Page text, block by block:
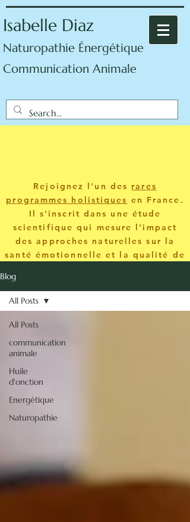
Isabelle Diaz
Naturopathie Énergétique
Communication Animale
Rejoignez l'un des rares
programmes holistiques en France.
Il s'inscrit dans une étude
scientifique qui mesure l'impact
des approches naturelles sur la
santé émotionnelle et la qualité de
Isabelle Diaz -
énergétique
Communication Animale
Blog
All Posts
communication
animale
Huile
d'onction
Energétique
Naturopathie
All Posts